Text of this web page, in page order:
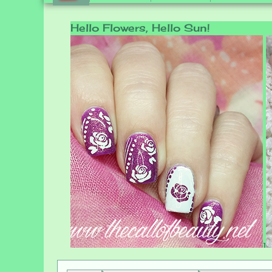
Hello Flowers, Hello Sun!
1